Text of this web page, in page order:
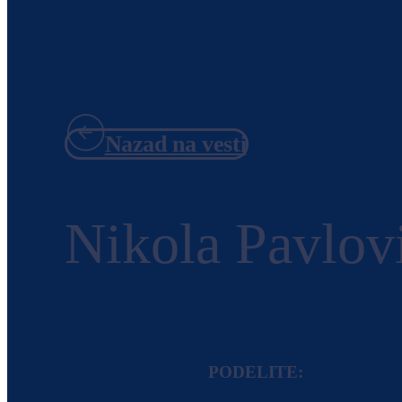
Nazad na vesti
Nikola
PODELITE: